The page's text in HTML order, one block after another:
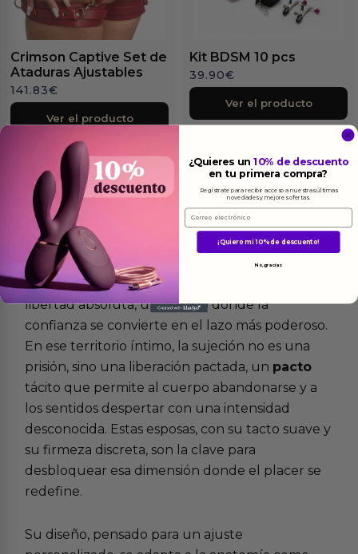
Crimson Captive Set de
Ataduras Ajustables
141.83€
Ver el producto
Kit BDSM 10 pcs
39.90€
Ver el producto
Másinformacion
Hay una delgada línea entre la contención y la
libertad absoluta, un espacio donde la
confianza se convierte en el lazo más poderoso.
En ese territorio íntimo, la sujeción no es una
prisión, sino una liberación pactada, un pacto
tácito que permite al cuerpo abandonarse y a
los sentidos despertar con una intensidad
desconocida. Estas esposas, con su tacto suave y
su firmeza discreta, son la clave para
desbloquear esa dimensión donde el placer se
redefine.
Su diseño, pensado para un ajuste
¿Quieres un10% de descuento
en tu primera compra?
Regístrate para recibir acceso a nuestras últimas
novedades y mejores ofertas.
Email
¡Quiero mi 10% de descuento!
No, gracias